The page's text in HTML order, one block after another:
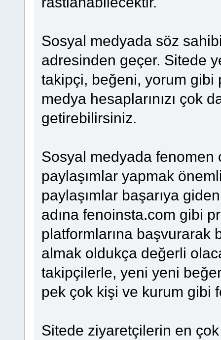
Sosyal medyada söz
adresinden geçer. Sitede
takipçi, beğeni, yorum gibi
medya hesaplarınızı çok
getirebilirsiniz.
Sosyal medyada fenomen
paylaşımlar yapmak
paylaşımlar başarıya
adına fenoinsta.com gibi
platformlarına başvurarak
almak oldukça değerli
takipçilerle, yeni yeni
pek çok kişi ve kurum gibi
Sitede ziyaretçilerin en